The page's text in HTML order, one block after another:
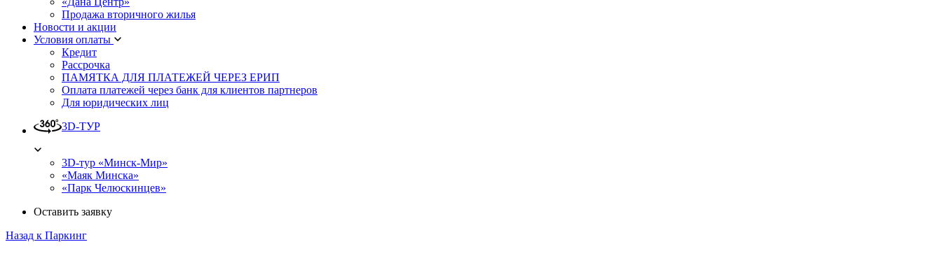
Продажа вторичного жилья
Новости и акции
Условия оплаты
Кредит
Рассрочка
ПАМЯТКА ДЛЯ ПЛАТЕЖЕЙ ЧЕРЕЗ ЕРИП
Оплата платежей через банк для клиентов партнеров
Для юридических лиц
3D-ТУР
3D-тур «Минск-Мир»
«Маяк Минска»
«Парк Челюскинцев»
Оставить заявку
Назад к Паркинг